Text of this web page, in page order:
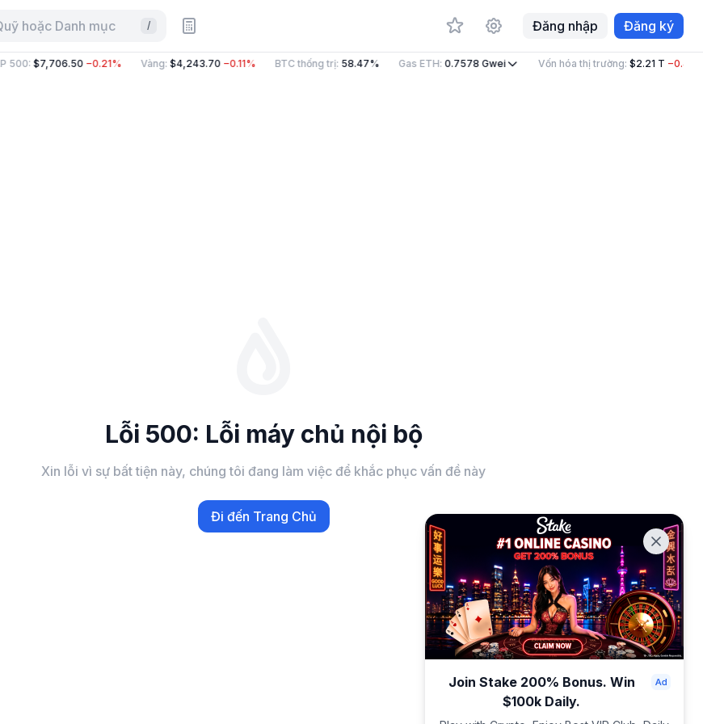
hoặc Danh mục / Đăng nhập Đăng ký
500:$7,706.50 −0.21% Vàng:$4,243.70 −0.11% BTC thống trị:58.47% Gas ETH:0.7578Gwei Vốn hóa thị trường:$2.21 T −0.41%
Lỗi 500: Lỗi máy chủ nội bộ
Xin lỗi vì sự bất tiện này, chúng tôi đang làm việc để khắc phục vấn đề này
Đi đến Trang Chủ
Join Stake 200% Bonus. Win
$100k Daily.